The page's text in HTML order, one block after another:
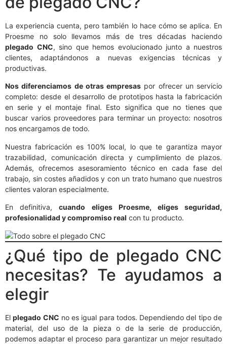
La experiencia cuenta, pero también lo hace cómo se aplica. En
Proesme no solo llevamos más de tres décadas haciendo
plegado CNC, sino que hemos evolucionado junto a nuestros
clientes, adaptándonos a nuevas exigencias técnicas y
productivas.
Nos diferenciamos de otras empresas por ofrecer un servicio
completo: desde el desarrollo de prototipos hasta la fabricación
en serie y el montaje final. Esto significa que no tienes que
buscar varios proveedores para terminar un proyecto: nosotros
nos encargamos de todo.
Nuestra fabricación es 100% local, lo que te garantiza mayor
trazabilidad, comunicación directa y cumplimiento de plazos.
Además, ofrecemos asesoramiento técnico en cada fase del
trabajo, sin costes añadidos y con un trato humano que nuestros
clientes valoran especialmente.
En definitiva,cuando eliges Proesme, eliges seguridad,
profesionalidad y compromiso real con tu producto.
¿Qué tipo de plegado CNC
necesitas? Te ayudamos a
elegir
Elplegado CNC no es igual para todos. Dependiendo del tipo de
material, del uso de la pieza o de la serie de producción,
podemos adaptar el proceso para garantizar un mejor resultado